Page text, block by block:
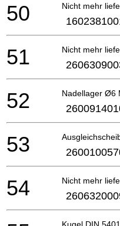
Nicht mehr
50
Nicht mehr
51
Nadellager Ø6
52
53
Nicht mehr
54
Kugel DIN